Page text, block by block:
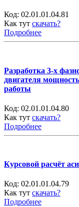
Код: 02.01.01.04.81
Как тут скачать?
Подробнее
Разработка 3-х
двигателя
работы
Код: 02.01.01.04.80
Как тут скачать?
Подробнее
Курсовой расчёт
Код: 02.01.01.04.79
Как тут скачать?
Подробнее